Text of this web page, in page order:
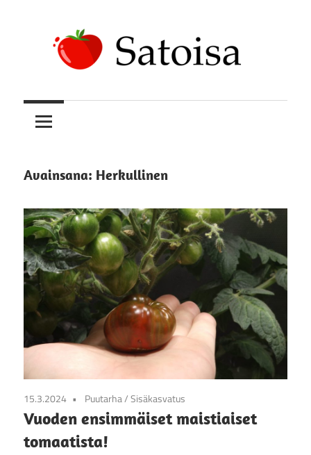
content
Satoisa
satoa
kasvattamassa
Avainsana: Herkullinen
15.3.2024 Puutarha/Sisäkasvatus
Vuoden ensimmäiset maistiaiset
tomaatista!